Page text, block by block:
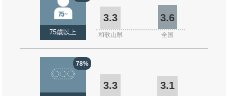
75歳以上
3.3 3.6
和歌山県 全国
78%
3.3 3.1